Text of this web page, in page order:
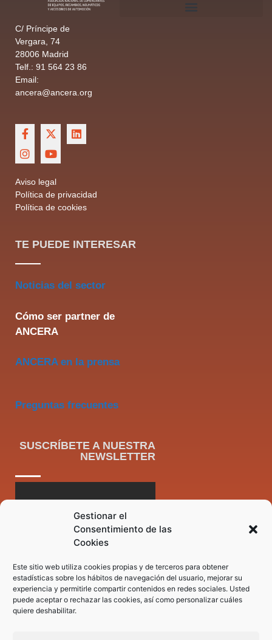
Gestionar el
Consentimiento de las
Cookies
Este sitio web utiliza cookies propias y de terceros para obtener
estadísticas sobre los hábitos de navegación del usuario, mejorar su
experiencia y permitirle compartir contenidos en redes sociales. Usted
puede aceptar o rechazar las cookies, así como personalizar cuáles
quiere deshabilitar.
C/ Príncipe de
Vergara, 74
28006 Madrid
Telf.: 91 564 23 86
Email:
ancera@ancera.org
Aviso legal
Política de privacidad
Política de cookies
TE PUEDE INTERESAR
Noticias del sector
Cómo ser partner de
ANCERA
ANCERA en la prensa
Preguntas frecuentes
SUSCRÍBETE A NUESTRA
NEWSLETTER